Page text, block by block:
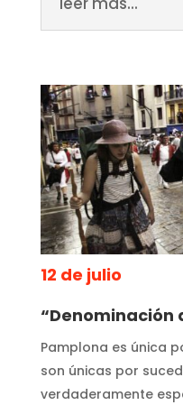
12 de julio
“Denominación
Pamplona es única
son únicas por
verdaderamente